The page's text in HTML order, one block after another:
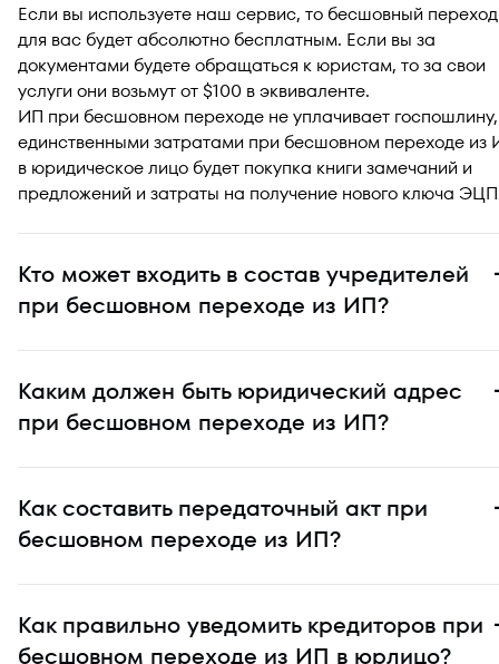
Если вы используете наш сервис, то бесшовный переход
для вас будет абсолютно бесплатным. Если вы за
документами будете обращаться к юристам, то за свои
услуги они возьмут от $100 в эквиваленте.
ИП при бесшовном переходе не уплачивает госпошлину,
единственными затратами при бесшовном переходе из
в юридическое лицо будет покупка книги замечаний и
предложений и затраты на получение нового ключа
Кто может входить в состав учредителей
при бесшовном переходе из ИП?
Каким должен быть юридический адрес
при бесшовном переходе из ИП?
Как составить передаточный акт при
бесшовном переходе из ИП?
Как правильно уведомить кредиторов при
бесшовном переходе из ИП в юрлицо?